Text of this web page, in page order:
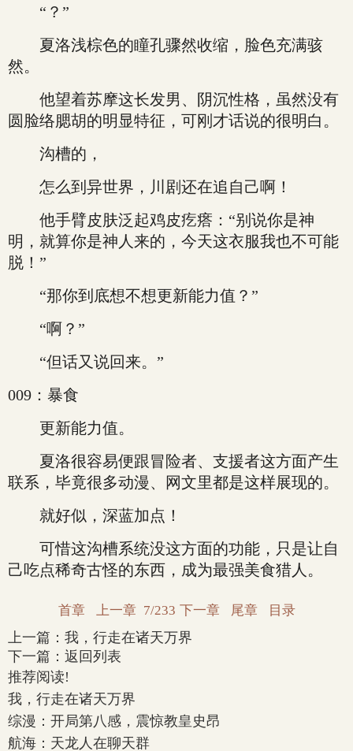
“？”
夏洛浅棕色的瞳孔骤然收缩，脸色充满骇
然。
他望着苏摩这长发男、阴沉性格，虽然没有
圆脸络腮胡的明显特征，可刚才话说的很明白。
沟槽的，
怎么到异世界，川剧还在追自己啊！
他手臂皮肤泛起鸡皮疙瘩：“别说你是神
明，就算你是神人来的，今天这衣服我也不可能
脱！”
“那你到底想不想更新能力值？”
“啊？”
“但话又说回来。”
009：暴食
更新能力值。
夏洛很容易便跟冒险者、支援者这方面产生
联系，毕竟很多动漫、网文里都是这样展现的。
就好似，深蓝加点！
可惜这沟槽系统没这方面的功能，只是让自
己吃点稀奇古怪的东西，成为最强美食猎人。
首章 上一章 7/233 下一章 尾章 目录
上一篇： 我，行走在诸天万界
下一篇： 返回列表
推荐阅读!
我，行走在诸天万界
综漫：开局第八感，震惊教皇史昂
航海：天龙人在聊天群